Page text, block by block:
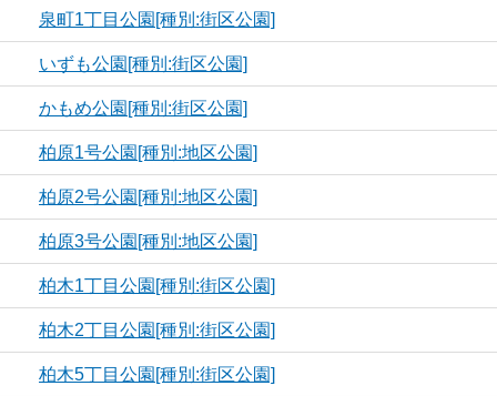
泉町1丁目公園[種別:街区公園]
いずも公園[種別:街区公園]
かもめ公園[種別:街区公園]
柏原1号公園[種別:地区公園]
柏原2号公園[種別:地区公園]
柏原3号公園[種別:地区公園]
柏木1丁目公園[種別:街区公園]
柏木2丁目公園[種別:街区公園]
柏木5丁目公園[種別:街区公園]